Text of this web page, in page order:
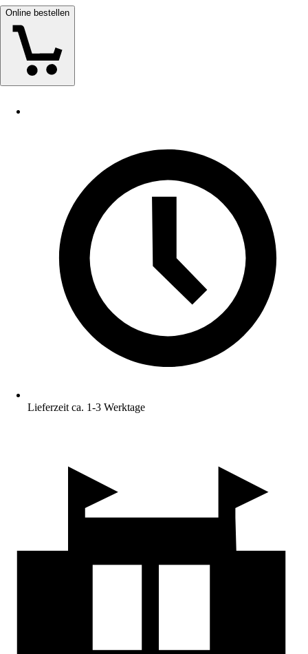
Online bestellen
Lieferzeit ca. 1-3 Werktage